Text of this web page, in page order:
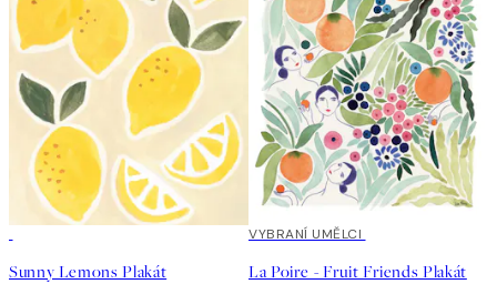
Sunny Lemons Plakát
40%*
VYBRANÍ UMĚLCI
La Poire - Fruit Friends Plakát